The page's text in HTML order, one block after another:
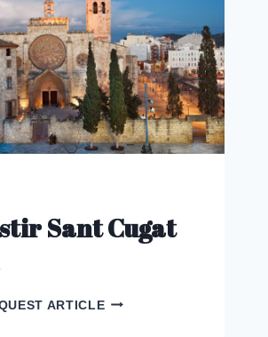
Sant Cugat
ARTICLEMONESTIR